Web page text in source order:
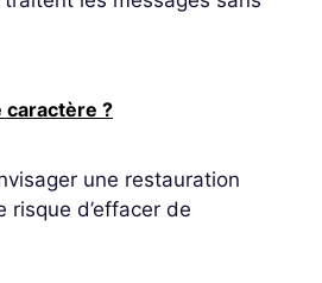
caractère ?
une restauration
d’effacer de